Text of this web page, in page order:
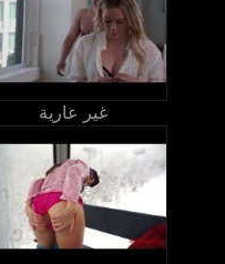
غير عارية